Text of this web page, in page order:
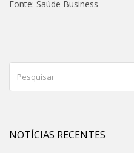
Fonte: Saúde Business
NOTÍCIAS RECENTES